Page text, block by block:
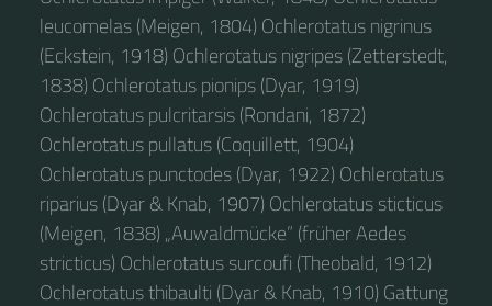
leucomelas (Meigen, 1804) Ochlerotatus nigrinus
(Eckstein, 1918) Ochlerotatus nigripes (Zetterstedt,
1838) Ochlerotatus pionips (Dyar, 1919)
Ochlerotatus pulcritarsis (Rondani, 1872)
Ochlerotatus pullatus (Coquillett, 1904)
Ochlerotatus punctodes (Dyar, 1922) Ochlerotatus
riparius (Dyar & Knab, 1907) Ochlerotatus sticticus
(Meigen, 1838) „Auwaldmücke“ (früher Aedes
stricticus) Ochlerotatus surcoufi (Theobald, 1912)
Ochlerotatus thibaulti (Dyar & Knab, 1910) Gattung